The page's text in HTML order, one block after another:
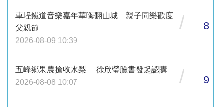
車埕鐵道音樂嘉年華嗨翻山城 親子同樂歡度
父親節
2026-08-09 10:39
/ 8
五峰鄉果農搶收水梨 徐欣瑩臉書發起認購
2026-08-08 10:07
/ 9